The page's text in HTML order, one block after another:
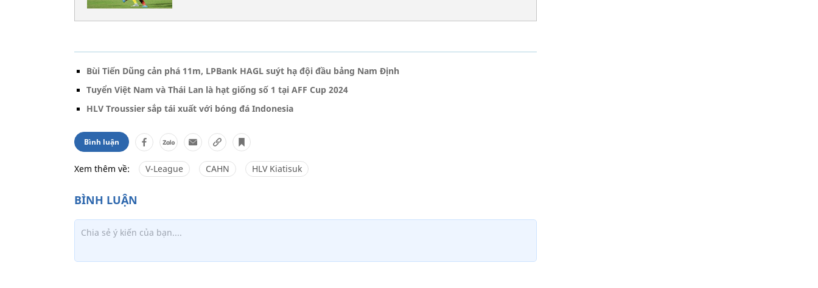
Bùi Tiến Dũng cản phá 11m, LPBank HAGL suýt hạ đội đầu bảng Nam Định
Tuyển Việt Nam và Thái Lan là hạt giống số 1 tại AFF Cup 2024
HLV Troussier sắp tái xuất với bóng đá Indonesia
Bình luận
Xem thêm về: V-League CAHN HLV Kiatisuk